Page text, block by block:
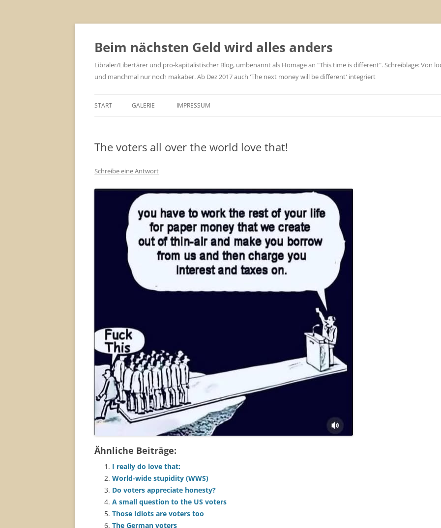
Zum
springen
Beim nächsten Geld wird alles anders
Libraler/Libertärer und pro-kapitalistischer Blog, umbenannt als Homage an "This time is different". Schreiblage: Von
und manchmal nur noch makaber. Ab Dez 2017 auch 'The next money will be different' integriert
START GALERIE IMPRESSUM
The voters all over the world love that!
Schreibe eine Antwort
Ähnliche Beiträge:
I really do love that:
World-wide stupidity (WWS)
Do voters appreciate honesty?
A small question to the US voters
Those Idiots are voters too
The German voters